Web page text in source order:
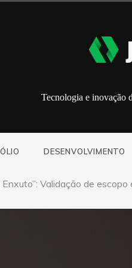
Tecnologia e inovação
DESENVOLVIMENTO
Validação de